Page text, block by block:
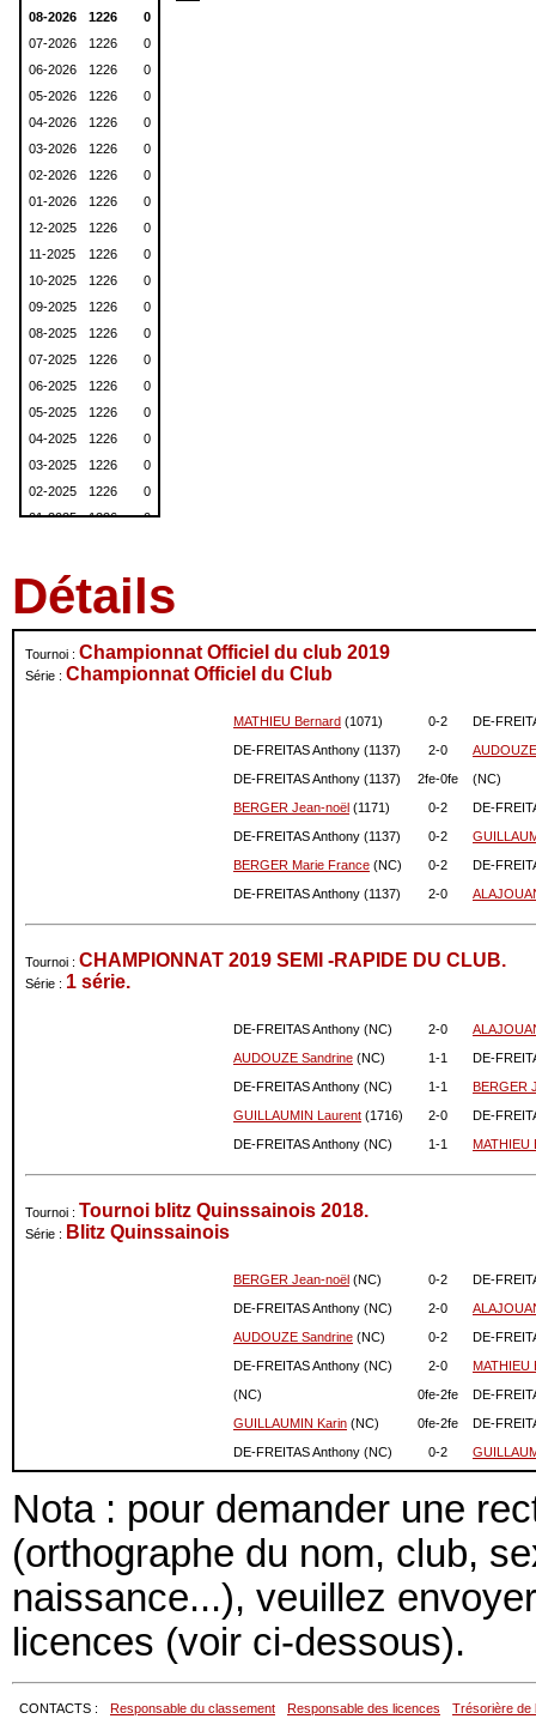
08-2026
1226
0
07-2026
1226
0
06-2026
1226
0
05-2026
1226
0
04-2026
1226
0
03-2026
1226
0
02-2026
1226
0
01-2026
1226
0
12-2025
1226
0
11-2025
1226
0
10-2025
1226
0
09-2025
1226
0
08-2025
1226
0
07-2025
1226
0
06-2025
1226
0
05-2025
1226
0
04-2025
1226
0
03-2025
1226
0
02-2025
1226
0
01-2025
1226
0
10-2024
1226
08-2024
1226
0
07-2024
1226
0
08-2023
1226
0
07-2023
1226
12-2022
1226
0
1226
0
10-2022
1226
0
12-2021
11-2021
1226
0
10-2021
1226
0
1226
08-2021
1226
0
06-2021
1226
0
02-2021
1226
0
Détails
Tournoi : Championnat Officiel du club 2019
Série : Championnat Officiel du Club
MATHIEU Bernard (1071) 0-2
DE-
DE-FREITAS Anthony (1137)
2-0
DE-FREITAS Anthony (1137)
2fe-0fe
(NC)
BERGER Jean-noël (1171) 0-2
DE-
DE-FREITAS Anthony (1137)
0-2
BERGER Marie France (NC) 0-2
DE-
DE-FREITAS Anthony (1137)
2-0
Tournoi : CHAMPIONNAT 2019 SEMI -RAPIDE DU CLUB.
Série : 1 série.
DE-FREITAS Anthony (NC) 2-0
AUDOUZE Sandrine (NC) 1-1
DE-
DE-FREITAS Anthony (NC)
1-1
BERGER
GUILLAUMIN Laurent (1716) 2-0
DE-
DE-FREITAS Anthony (NC)
1-1 MATHIEU
Tournoi : Tournoi blitz Quinssainois 2018.
Série : Blitz Quinssainois
BERGER Jean-noël (NC) 0-2
DE-
DE-FREITAS Anthony (NC)
2-0
AUDOUZE Sandrine (NC) 0-2
DE-
DE-FREITAS Anthony (NC)
2-0
MATHIEU
(NC)
0fe-2fe
DE-
GUILLAUMIN Karin (NC) 0fe-2fe
DE-
DE-FREITAS Anthony (NC)
0-2
Nota : pour demander une
(orthographe du nom, club,
naissance...), veuillez
licences (voir ci-dessous).
CONTACTS : Responsable du classement Responsable des licences Trésorière de